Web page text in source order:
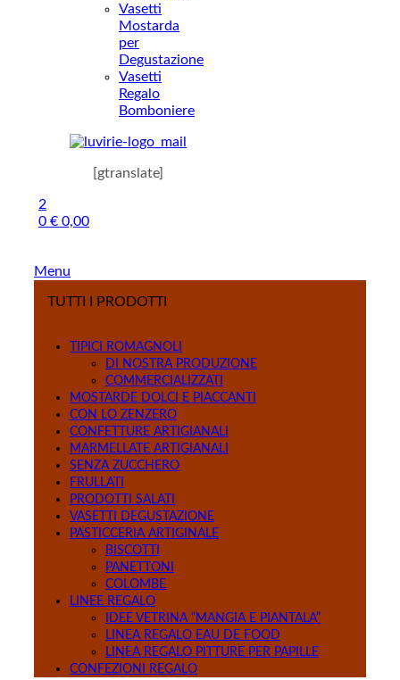
Vasetti
Mostarda
per
Degustazione
Vasetti
Regalo
Bomboniere
[gtranslate]
2
0 € 0,00
Menu
TUTTI I PRODOTTI
TIPICI ROMAGNOLI
DI NOSTRA PRODUZIONE
COMMERCIALIZZATI
MOSTARDE DOLCI E PIACCANTI
CON LO ZENZERO
CONFETTURE ARTIGIANALI
MARMELLATE ARTIGIANALI
SENZA ZUCCHERO
FRULLATI
PRODOTTI SALATI
VASETTI DEGUSTAZIONE
PASTICCERIA ARTIGINALE
BISCOTTI
PANETTONI
COLOMBE
LINEE REGALO
IDEE VETRINA “MANGIA E PIANTALA”
LINEA REGALO EAU DE FOOD
LINEA REGALO PITTURE PER PAPILLE
CONFEZIONI REGALO